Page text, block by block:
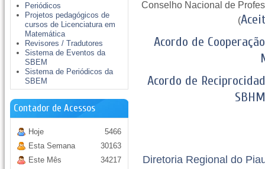
Periódicos
Projetos pedagógicos de
cursos de Licenciatura em
Matemática
Revisores / Tradutores
Sistema de Eventos da
SBEM
Sistema de Periódicos da
SBEM
Contador de Acessos
Hoje
Esta Semana
Este Mês
5466
30163
34217
Conselho Nacional de
(
Acordo de
Acordo de
Diretoria Regional do